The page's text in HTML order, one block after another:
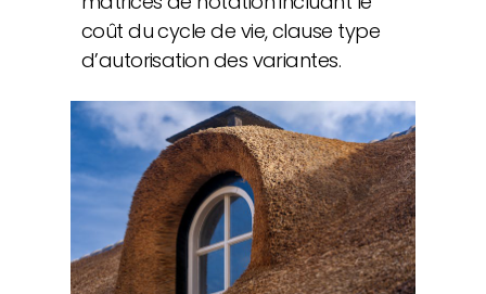
coût du cycle de vie, clause type
d’autorisation des variantes.